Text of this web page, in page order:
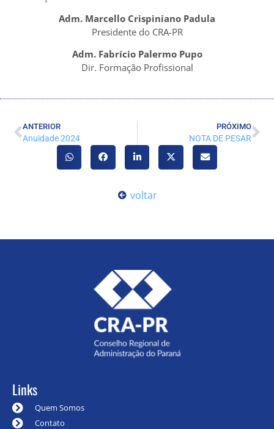
Adm. Marcello Crispiniano Padula
Presidente do CRA-PR
Adm. Fabrício Palermo Pupo
Dir. Formação Profissional
ANTERIOR
Anuidade 2024
PRÓXIMO
NOTA DE PESAR
voltar
Links
Quem Somos
Contato